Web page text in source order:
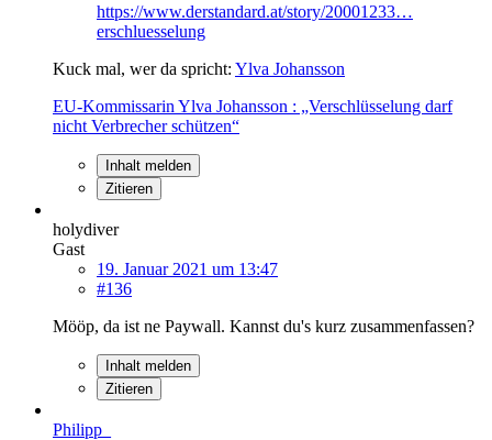
https://www.derstandard.at/story/20001233…
erschluesselung
Kuck mal, wer da spricht: Ylva Johansson
EU-Kommissarin Ylva Johansson : „Verschlüsselung darf
nicht Verbrecher schützen“
Inhalt melden
Zitieren
holydiver
Gast
19. Januar 2021 um 13:47
#136
Mööp, da ist ne Paywall. Kannst du's kurz zusammenfassen?
Inhalt melden
Zitieren
Philipp_